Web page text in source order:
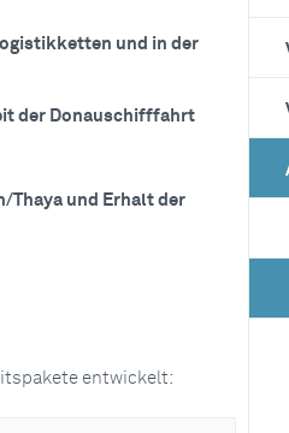
und in der
der Donauschifffahrt
Thaya und Erhalt der
entwickelt: